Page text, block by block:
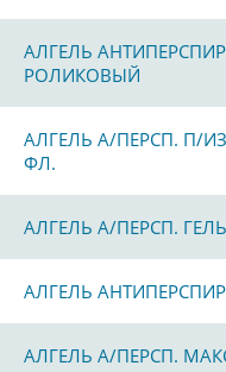
АЛГЕЛЬ
РОЛИКОВЫЙ
АЛГЕЛЬ А/ПЕРСП. П/
ФЛ.
АЛГЕЛЬ А/ПЕРСП.
АЛГЕЛЬ
АЛГЕЛЬ А/ПЕРСП.